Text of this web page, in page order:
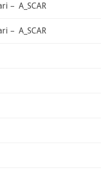
– A_SCAR
– A_SCAR